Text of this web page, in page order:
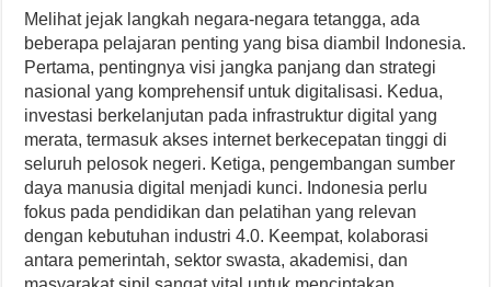
Melihat jejak langkah negara-negara tetangga, ada
beberapa pelajaran penting yang bisa diambil Indonesia.
Pertama, pentingnya visi jangka panjang dan strategi
nasional yang komprehensif untuk digitalisasi. Kedua,
investasi berkelanjutan pada infrastruktur digital yang
merata, termasuk akses internet berkecepatan tinggi di
seluruh pelosok negeri. Ketiga, pengembangan sumber
daya manusia digital menjadi kunci. Indonesia perlu
fokus pada pendidikan dan pelatihan yang relevan
dengan kebutuhan industri 4.0. Keempat, kolaborasi
antara pemerintah, sektor swasta, akademisi, dan